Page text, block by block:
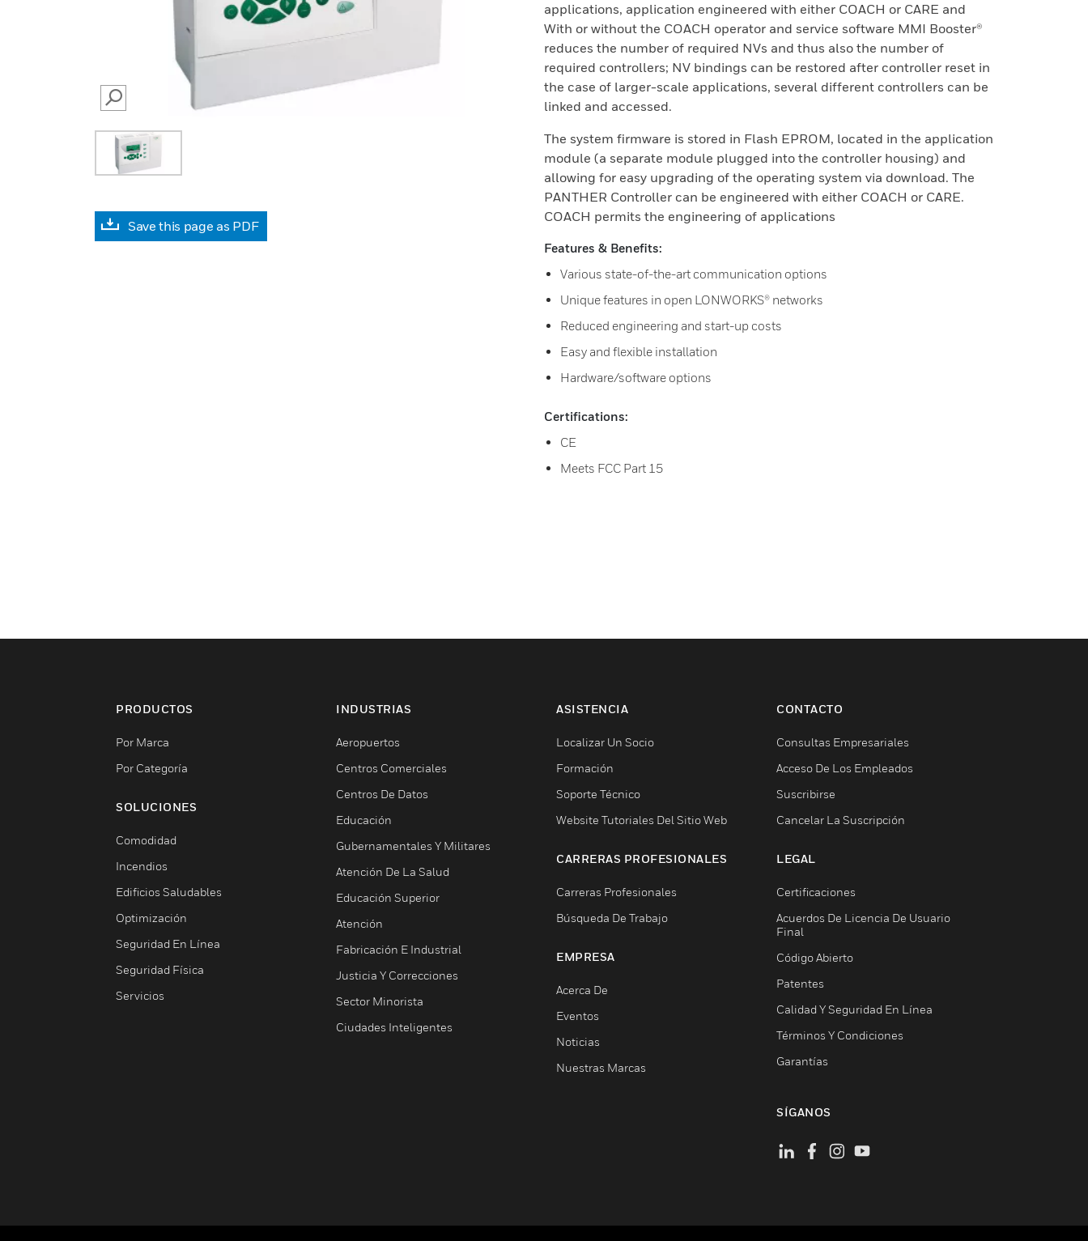
SEARCH
Save this page as PDF
applications, application engineered with either COACH or CARE and
With or without the COACH operator and service software MMI Booster®
reduces the number of required NVs and thus also the number of
required controllers; NV bindings can be restored after controller reset in
the case of larger-scale applications, several different controllers can be
linked and accessed.
The system firmware is stored in Flash EPROM, located in the application
module (a separate module plugged into the controller housing) and
allowing for easy upgrading of the operating system via download. The
PANTHER Controller can be engineered with either COACH or CARE.
COACH permits the engineering of applications
Features & Benefits:
Various state-of-the-art communication options
Unique features in open LONWORKS® networks
Reduced engineering and start-up costs
Easy and flexible installation
Hardware/software options
Certifications:
CE
Meets FCC Part 15
PRODUCTOS
Por Marca
Por Categoría
SOLUCIONES
Comodidad
Incendios
Edificios Saludables
Optimización
Seguridad En Línea
Seguridad Física
Servicios
INDUSTRIAS
Aeropuertos
Centros Comerciales
Centros De Datos
Educación
Gubernamentales Y Militares
Atención De La Salud
Educación Superior
Atención
Fabricación E Industrial
Justicia Y Correcciones
Sector Minorista
Ciudades Inteligentes
ASISTENCIA
Localizar Un Socio
Formación
Soporte Técnico
Website Tutoriales Del Sitio Web
CARRERAS PROFESIONALES
Carreras Profesionales
Búsqueda De Trabajo
EMPRESA
Acerca De
Eventos
Noticias
Nuestras Marcas
CONTACTO
Consultas Empresariales
Acceso De Los Empleados
Suscribirse
Cancelar La Suscripción
LEGAL
Certificaciones
Acuerdos De Licencia De Usuario
Final
Código Abierto
Patentes
Calidad Y Seguridad En Línea
Términos Y Condiciones
Garantías
SÍGANOS